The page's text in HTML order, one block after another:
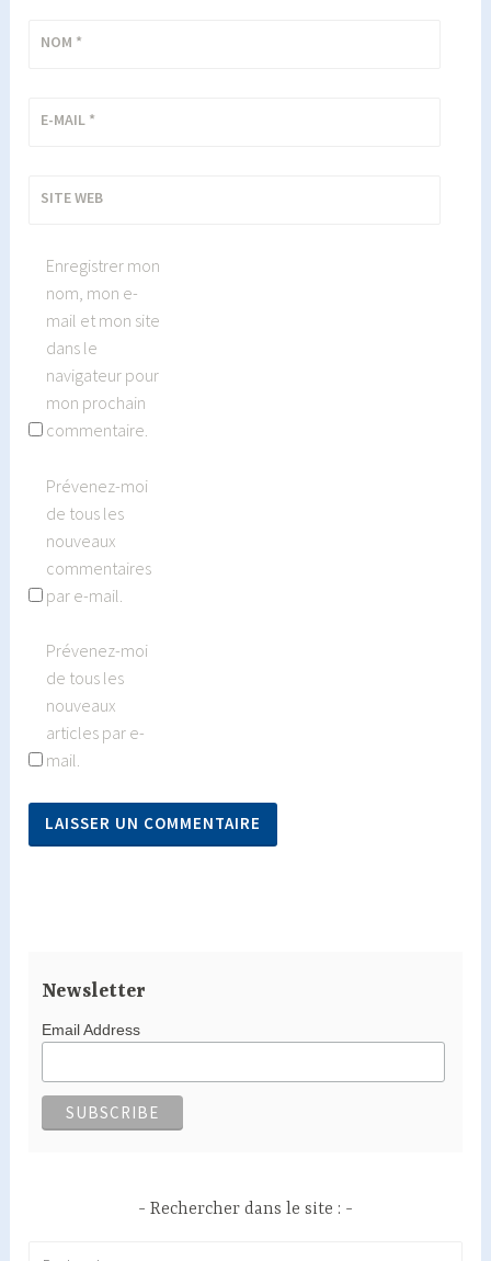
NOM *
E-MAIL *
SITE WEB
Enregistrer mon
nom, mon e-
mail et mon site
dans le
navigateur pour
mon prochain
commentaire.
Prévenez-moi
de tous les
nouveaux
commentaires
par e-mail.
Prévenez-moi
de tous les
nouveaux
articles par e-
mail.
Newsletter
Email Address
Rechercher dans le site :